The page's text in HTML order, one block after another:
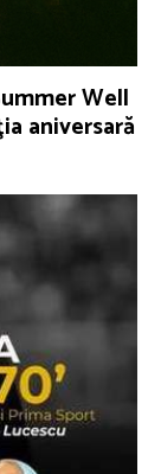
Well
aniversară